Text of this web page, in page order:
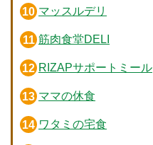
マッスルデリ
筋肉食堂DELI
RIZAPサポートミール
ママの休食
ワタミの宅食